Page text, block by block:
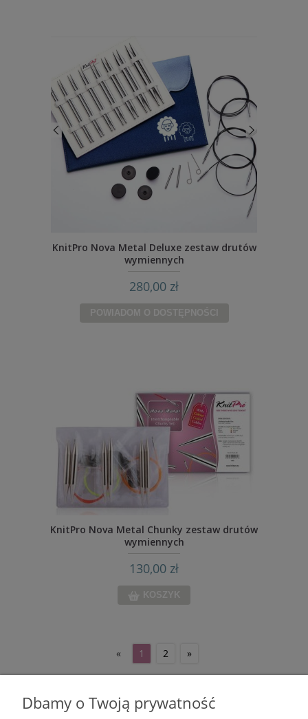
KnitPro Nova Metal Deluxe zestaw drutów
wymiennych
280,00 zł
POWIADOM O DOSTĘPNOŚCI
KnitPro Nova Metal Chunky zestaw drutów
wymiennych
130,00 zł
KOSZYK
« 1 2 »
Dbamy o Twoją prywatność